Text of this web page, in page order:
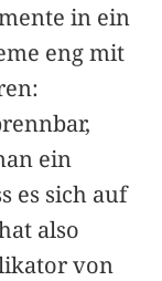
in ein
eng mit
ein
es sich auf
also
von